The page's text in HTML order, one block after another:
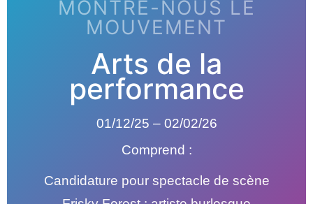
MONTRE-NOUS LE
MOUVEMENT
Arts de la
performance
01/12/25 – 02/02/26
Comprend :
Candidature pour spectacle de scène